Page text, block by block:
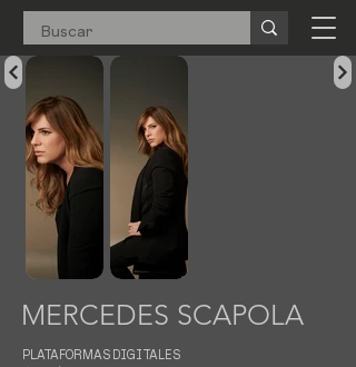
MERCEDES SCAPOLA
PLATAFORMAS DIGITALES